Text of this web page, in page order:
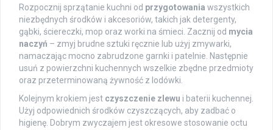
Rozpocznij sprzątanie kuchni od przygotowania wszystkich
niezbędnych środków i akcesoriów, takich jak detergenty,
gąbki, ściereczki, mop oraz worki na śmieci. Zacznij od mycia
naczyń – zmyj brudne sztuki ręcznie lub użyj zmywarki,
namaczając mocno zabrudzone garnki i patelnie. Następnie
usuń z powierzchni kuchennych wszelkie zbędne przedmioty
oraz przeterminowaną żywność z lodówki.
Kolejnym krokiem jest czyszczenie zlewu i baterii kuchennej.
Użyj odpowiednich środków czyszczących, aby zadbać o
higienę. Dobrym zwyczajem jest okresowe stosowanie octu